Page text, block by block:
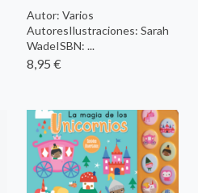
Autor: Varios
AutoresIlustraciones: Sarah
WadeISBN: ...
8,95 €